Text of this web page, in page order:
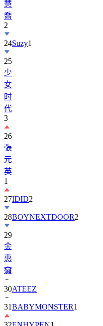
2
24
25
少
女
时
代
3
26
張
元
英
1
27
28BOYNEXTDOOR
29
金
惠
奫
30
31BABYMONSTER
32ENHYPEN1